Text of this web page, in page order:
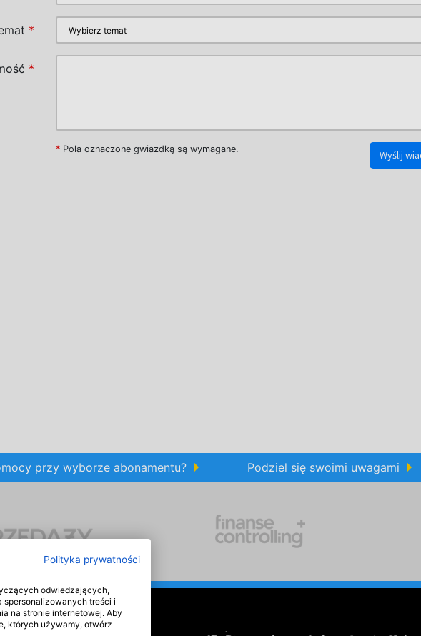
*
*
*Pola oznaczone gwiazdką są wymagane. Wyślij
przy wyborze abonamentu? Podziel się swoimi uwagami
Reklama
Polityka prywatności
odwiedzających,
spersonalizowanych treści i
na stronie internetowej. Aby
których używamy, otwórz